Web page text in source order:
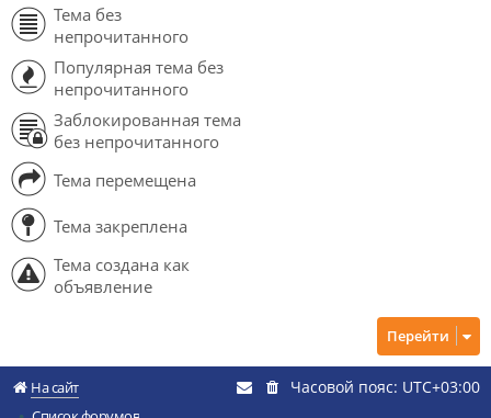
Тема без
непрочитанного
Популярная тема без
непрочитанного
Заблокированная тема
без непрочитанного
Тема перемещена
Тема закреплена
Тема создана как
объявление
Перейти
На сайт
Часовой пояс: UTC+03:00